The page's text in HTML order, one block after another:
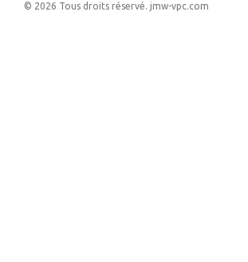
© 2026 Tous droits réservé. jmw-vpc.com